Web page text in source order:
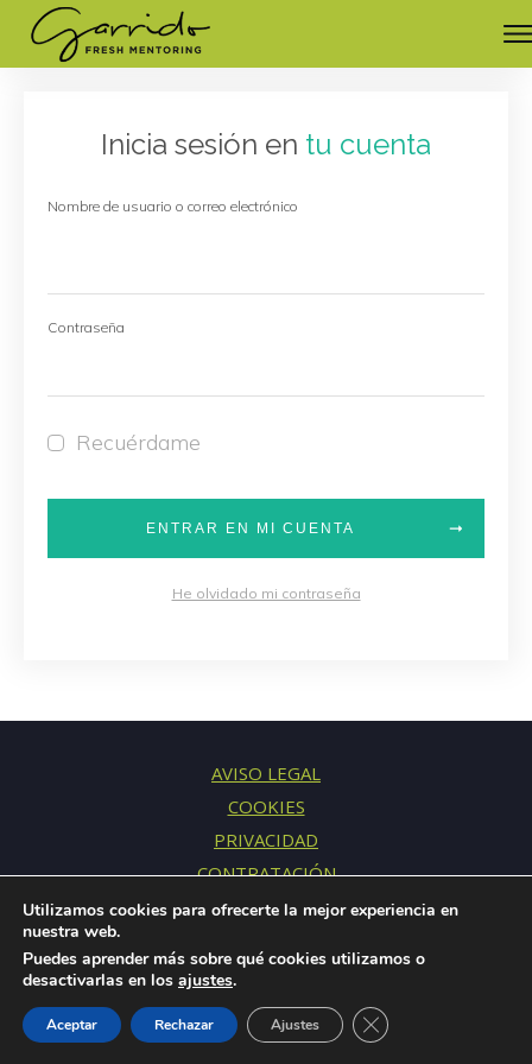
Inicia sesión en tu cuenta
Nombre de usuario o correo electrónico
Contraseña
Recuérdame
ENTRAR EN MI CUENTA
He olvidado mi contraseña
AVISO LEGAL
COOKIES
PRIVACIDAD
CONTRATACIÓN
CONTACTO
© 2015-2026 Fresh Mentoring S.L.U. · Todos los derechos
reservados
Utilizamos cookies para ofrecerte la mejor experiencia en
nuestra web.
Puedes aprender más sobre qué cookies utilizamos o
desactivarlas en los ajustes.
Aceptar Rechazar Ajustes Cerrar el banner de